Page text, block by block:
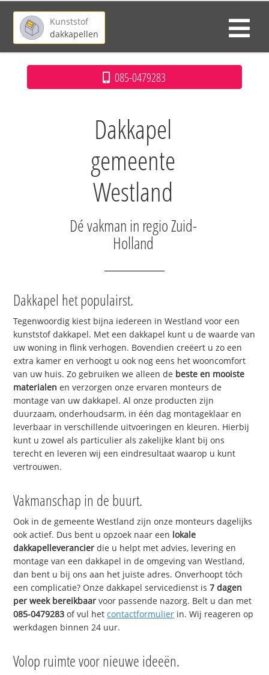
Kunststof
dakkapellen
085-0479283
Dakkapel
gemeente
Westland
Dé vakman in regio Zuid-
Holland
Dakkapel het populairst.
Tegenwoordig kiest bijna iedereen in Westland voor een
kunststof dakkapel. Met een dakkapel kunt u de waarde van
uw woning in flink verhogen. Bovendien creëert u zo een
extra kamer en verhoogt u ook nog eens het wooncomfort
van uw huis. Zo gebruiken we alleen de beste en mooiste
materialen en verzorgen onze ervaren monteurs de
montage van uw dakkapel. Al onze producten zijn
duurzaam, onderhoudsarm, in één dag montageklaar en
leverbaar in verschillende uitvoeringen en kleuren. Hierbij
kunt u zowel als particulier als zakelijke klant bij ons
terecht en leveren wij een eindresultaat waarop u kunt
vertrouwen.
Vakmanschap in de buurt.
Ook in de gemeente Westland zijn onze monteurs dagelijks
ook actief. Dus bent u opzoek naar een lokale
dakkapelleverancier die u helpt met advies, levering en
montage van een dakkapel in de omgeving van Westland,
dan bent u bij ons aan het juiste adres. Onverhoopt tóch
een complicatie? Onze dakkapel servicedienst is7 dagen
per week bereikbaar voor passende nazorg. Belt u dan met
085-0479283 of vul hetcontactformulier in. Wij reageren op
werkdagen binnen 24 uur.
Volop ruimte voor nieuwe ideeën.